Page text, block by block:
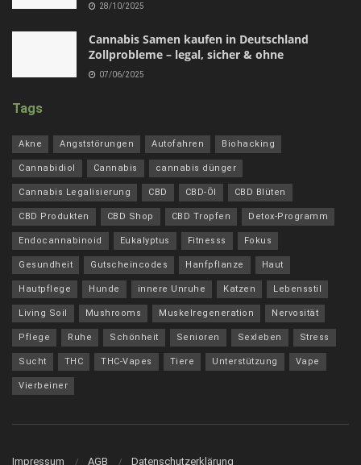
28/10/2025
Cannabis Samen kaufen in Deutschland
Zollprobleme – legal, sicher & ohne
07/06/2025
Tags
Akne Angststörungen Autofahren Biohacking
Cannabidiol Cannabis cannabis dünger
Cannabis Legalisierung CBD CBD-Öl CBD Blüten
CBD Produkten CBD Shop CBD Tropfen Detox-Programm
Endocannabinoid Eukalyptus Fitnesss Fokus
Gesundheit Gutscheincodes Hanfpflanze Haut
Hautpflege Hunde innere Unruhe Katzen Lebensstil
Living Soil Mushrooms Muskelregeneration Nervosität
Pflege Ruhe Schönheit Senioren Sexleben Stress
Sucht THC THC-Vapes Tiere Unterstützung Vape
Vierbeiner
Impressum AGB Datenschutzerklärung